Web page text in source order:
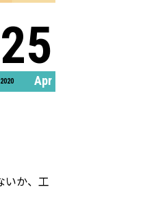
25
2020 Apr
いか、工